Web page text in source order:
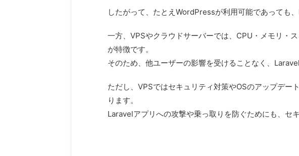
したがって、たとえWordPressが利用可能であっても
一方、VPSやクラウドサーバーでは、CPU・メモリ・
が特徴です。
そのため、他ユーザーの影響を受けることなく、
ただし、VPSではセキュリティ対策やOSのアップデー
ります。
Laravelアプリへの攻撃や乗っ取りを防ぐためにも、セ